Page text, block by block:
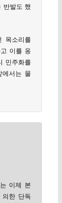
반발도 했
목소리를
이를 옹
민주화를
에서는 물
이제 본
의한 단독